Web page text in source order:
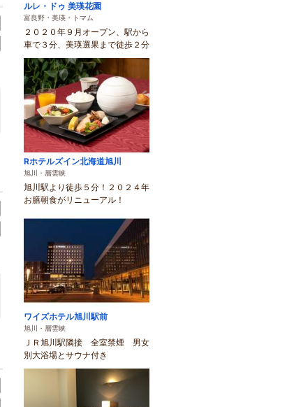
ルレ・ドゥ 美瑛花園
富良野・美瑛・トマム
２０２０年９月オープン、駅から
車で３分、美瑛選果まで徒歩２分
Rホテルズイン北海道旭川
旭川・層雲峡
旭川駅より徒歩５分！２０２４年
お膳朝食がリニューアル！
ワイズホテル旭川駅前
旭川・層雲峡
ＪＲ旭川駅隣接 全室禁煙 男女
別大浴場とサウナ付き